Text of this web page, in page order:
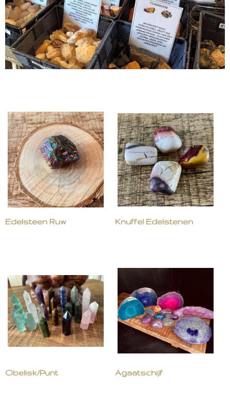
Edelsteen Ruw Knuffel Edelstenen
Obelisk/Punt Agaatschijf